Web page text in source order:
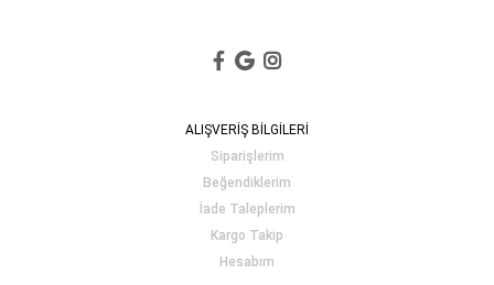
ALIŞVERİŞ BİLGİLERİ
Siparişlerim
Beğendiklerim
İade Taleplerim
Kargo Takip
Hesabım